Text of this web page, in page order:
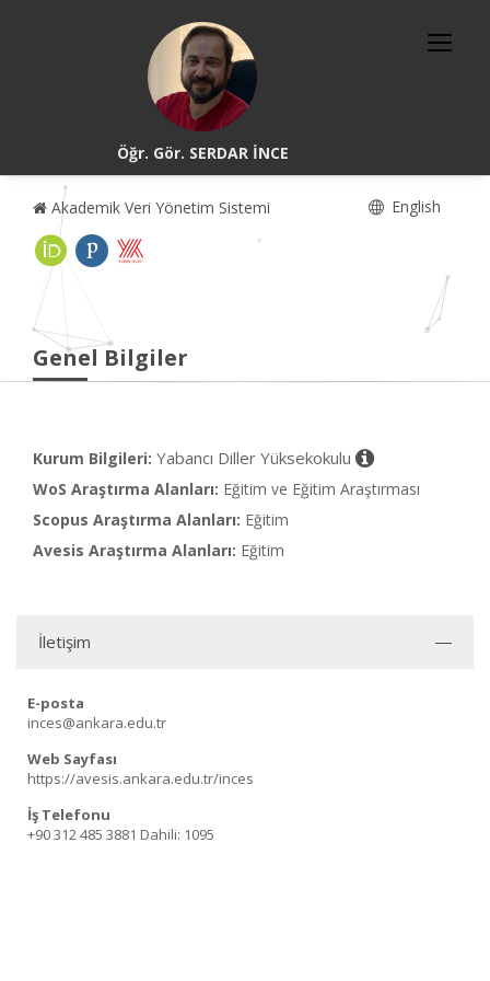
Öğr. Gör. SERDAR İNCE
Akademik Veri Yönetim Sistemi English
Genel Bilgiler
Kurum Bilgileri: Yabancı Diller Yüksekokulu
WoS Araştırma Alanları: Eğitim ve Eğitim Araştırması
Scopus Araştırma Alanları: Eğitim
Avesis Araştırma Alanları: Eğitim
İletişim
E-posta
inces@ankara.edu.tr
Web Sayfası
https://avesis.ankara.edu.tr/inces
İş Telefonu
+90 312 485 3881 Dahili: 1095